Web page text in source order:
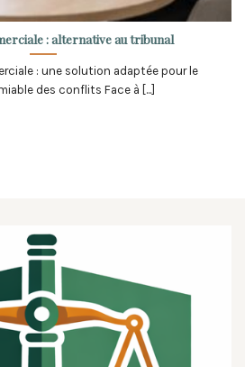
: alternative au tribunal
: une solution adaptée pour le
des conflits Face à [...]